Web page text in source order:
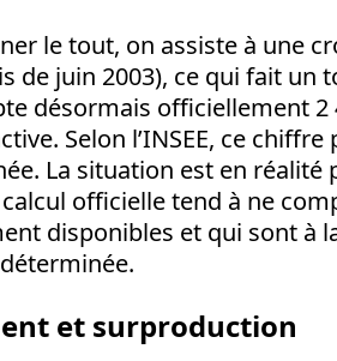
le tout, on assiste à une
de juin 2003), ce qui fait un
désormais officiellement 2
Selon l’INSEE, ce
La situation est en
officielle tend à ne
disponibles et qui sont à
et surproduction